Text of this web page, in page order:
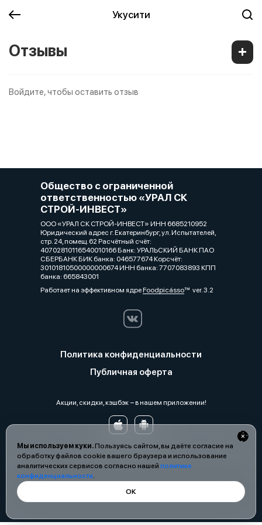
Укусити
Мы используем куки.Пользуясь сайтом, вы даёте согласие на
обработку файлов cookie вашего браузера и использование
аналитических сервисов согласно нашей политике
конфиденциальности.
ОК
Отзывы
Войдите, чтобы оставить отзыв
Общество с ограниченной
ответственностью «УРАЛ СК
СТРОЙ-ИНВЕСТ»
ООО «УРАЛ СК СТРОЙ-ИНВЕСТ» ИНН 6685210952
Юридический адрес г. Екатеринбург, ул. Испытателей,
стр. 24, помещ. 62 Расчётный счёт:
40702810116540010166 Банк: УРАЛЬСКИЙ БАНК ПАО
СБЕРБАНК БИК банка: 046577674 Корсчёт:
30101810500000000674 ИНН банка: 7707083893 КПП
банка: 665843001
Работает на эффективном ядреFoodpicássover. 3.2
Политика конфиденциальности
Публичная оферта
Акции, скидки, кэшбэк − в нашем приложении!